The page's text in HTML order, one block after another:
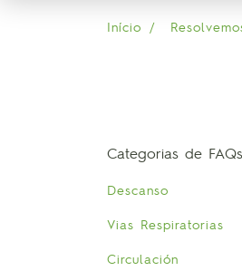
Início
Categorias de
Descanso
Vias Respiratorias
Circulación